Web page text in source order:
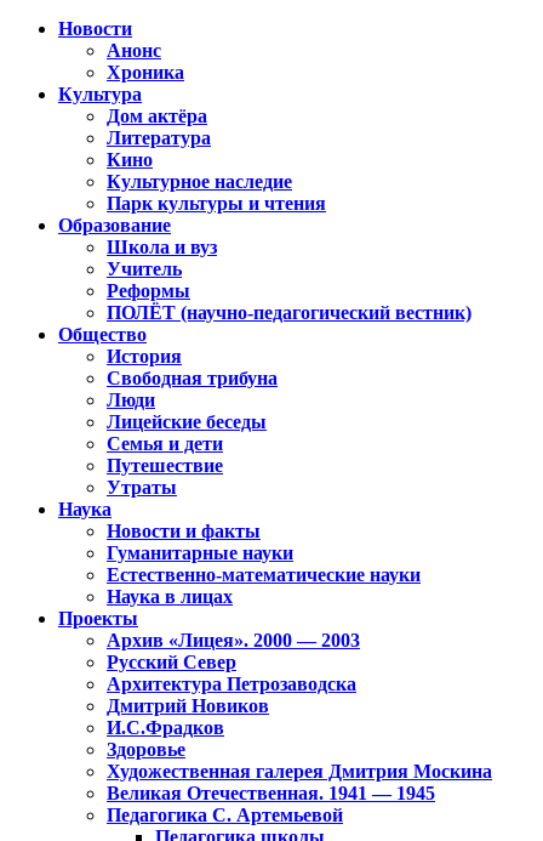
Новости
Анонс
Хроника
Культура
Дом актёра
Литература
Кино
Культурное наследие
Парк культуры и чтения
Образование
Школа и вуз
Учитель
Реформы
ПОЛЁТ (научно-педагогический вестник)
Общество
История
Свободная трибуна
Люди
Лицейские беседы
Семья и дети
Путешествие
Утраты
Наука
Новости и факты
Гуманитарные науки
Естественно-математические науки
Наука в лицах
Проекты
Архив «Лицея». 2000 — 2003
Русский Север
Архитектура Петрозаводска
Дмитрий Новиков
И.С.Фрадков
Здоровье
Художественная галерея Дмитрия Москина
Великая Отечественная. 1941 — 1945
Педагогика С. Артемьевой